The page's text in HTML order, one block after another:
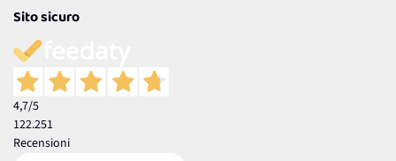
Sito sicuro
4,7/5
122.251
Recensioni